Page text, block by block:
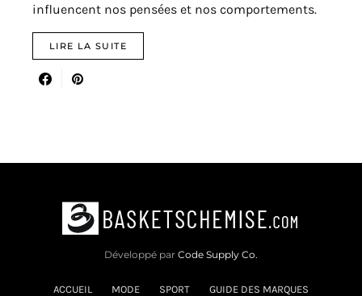
influencent nos pensées et nos comportements.
LIRE LA SUITE
Développé par Code Supply Co.
ACCUEIL MODE SPORT GUIDE DES MARQUES